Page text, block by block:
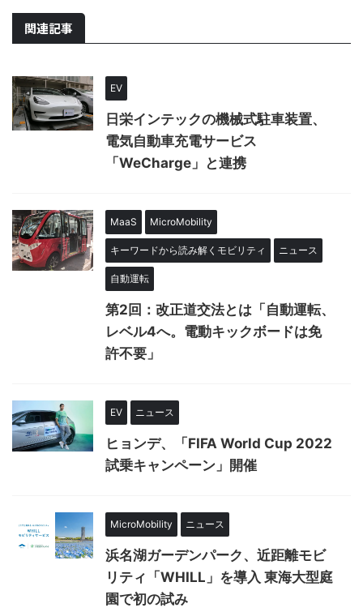
関連記事
EV
日栄インテックの機械式駐車装置、
電気自動車充電サービス
「WeCharge」と連携
MaaS MicroMobility
キーワードから読み解くモビリティ ニュース
自動運転
第2回：改正道交法とは「自動運転、
レベル4へ。電動キックボードは免
許不要」
EV ニュース
ヒョンデ、「FIFA World Cup 2022
試乗キャンペーン」開催
MicroMobility ニュース
浜名湖ガーデンパーク、近距離モビ
リティ「WHILL」を導入 東海大型庭
園で初の試み